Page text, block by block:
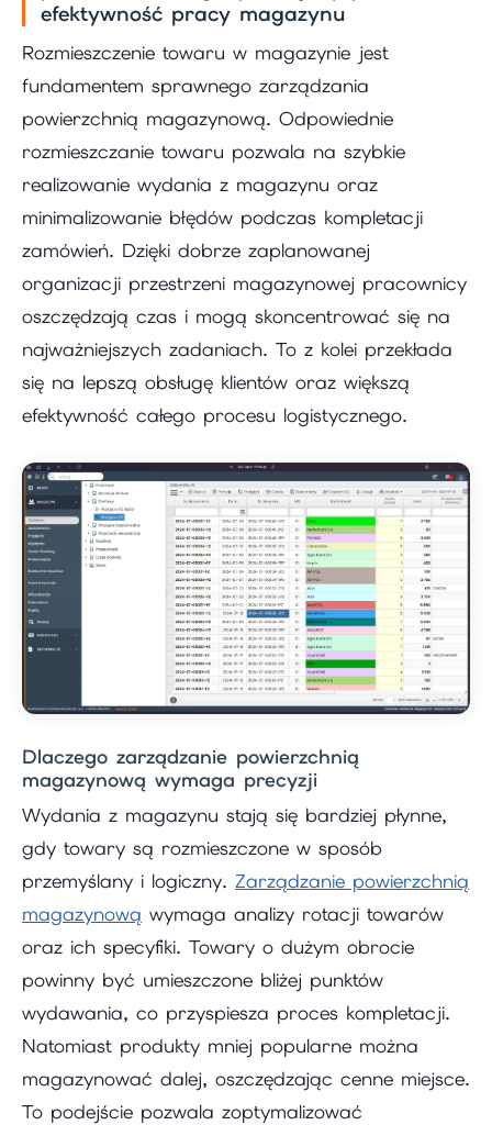
efektywność pracy magazynu
Rozmieszczenie towaru w magazynie jest
fundamentem sprawnego zarządzania
powierzchnią magazynową. Odpowiednie
rozmieszczanie towaru pozwala na szybkie
realizowanie wydania z magazynu oraz
minimalizowanie błędów podczas kompletacji
zamówień. Dzięki dobrze zaplanowanej
organizacji przestrzeni magazynowej pracownicy
oszczędzają czas i mogą skoncentrować się na
najważniejszych zadaniach. To z kolei przekłada
się na lepszą obsługę klientów oraz większą
efektywność całego procesu logistycznego.
Dlaczego zarządzanie powierzchnią
magazynową wymaga precyzji
Wydania z magazynu stają się bardziej płynne,
gdy towary są rozmieszczone w sposób
przemyślany i logiczny. Zarządzanie powierzchnią
magazynową wymaga analizy rotacji towarów
oraz ich specyfiki. Towary o dużym obrocie
powinny być umieszczone bliżej punktów
wydawania, co przyspiesza proces kompletacji.
Natomiast produkty mniej popularne można
magazynować dalej, oszczędzając cenne miejsce.
To podejście pozwala zoptymalizować